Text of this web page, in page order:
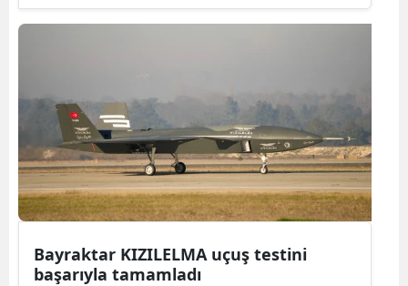
Bayraktar KIZILELMA uçuş testini
başarıyla tamamladı